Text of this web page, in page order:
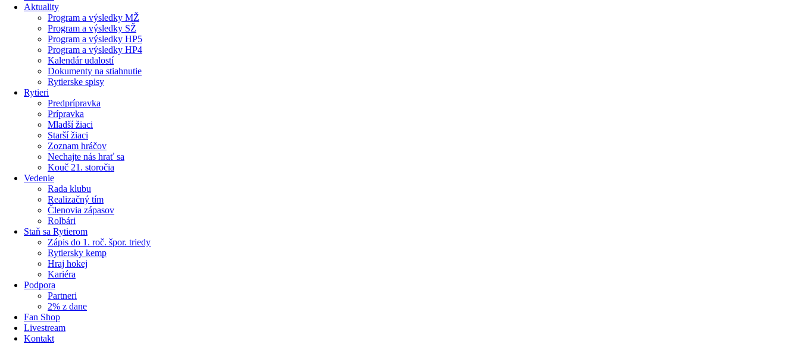
Aktuality
Program a výsledky MŽ
Program a výsledky SŽ
Program a výsledky HP5
Program a výsledky HP4
Kalendár udalostí
Dokumenty na stiahnutie
Rytierske spisy
Rytieri
Predprípravka
Prípravka
Mladší žiaci
Starší žiaci
Zoznam hráčov
Nechajte nás hrať sa
Kouč 21. storočia
Vedenie
Rada klubu
Realizačný tím
Členovia zápasov
Rolbári
Staň sa Rytierom
Zápis do 1. roč. špor. triedy
Rytiersky kemp
Hraj hokej
Kariéra
Podpora
Partneri
2% z dane
Fan Shop
Livestream
Kontakt